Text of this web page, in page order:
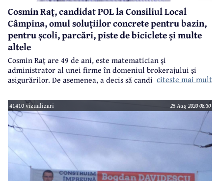
Cosmin Raț, candidat POL la Consiliul Local
Câmpina, omul soluțiilor concrete pentru bazin,
pentru școli, parcări, piste de biciclete și multe
altele
Cosmin Raț are 49 de ani, este matematician și
administrator al unei firme în domeniul brokerajului și
asigurărilor. De asemenea, a decis să candideze pentru un
Oamenilor Liberi, iar din această postură ne-a acordat
următorul interviu.
citeste mai mult
41410 vizualizari 25 Aug 2020 08:30